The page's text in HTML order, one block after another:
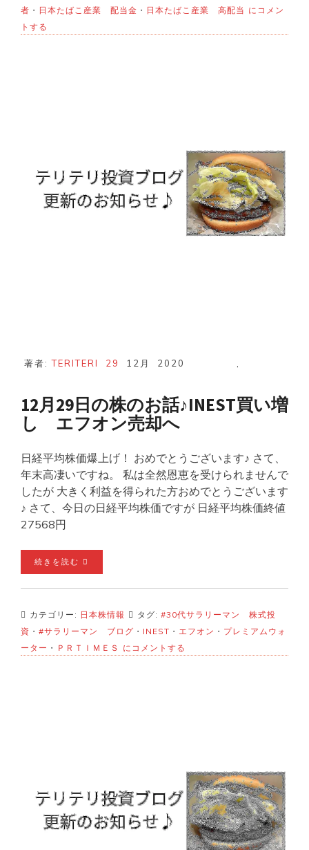
者 ・ 日本たばこ産業 配当金 ・ 日本たばこ産業 高配当 JT
者
用
にコメン
トする
著者:TERITERI 29 12月 2020
12月29日の株のお話♪INEST買い増
し エフオン売却へ
日経平均株価爆上げ！ おめでとうございます♪ さて、
年末高凄いですね。 私は全然恩恵を受けられませんで
したが 大きく利益を得られた方おめでとうございます
♪ さて、今日の日経平均株価ですが 日経平均株価終値
27568円
続きを読む
カテゴリー: 日本株情報 タグ: #30代サラリーマン 株式投
資 ・ #サラリーマン ブログ ・ INEST ・ エフオン ・ プレミアムウォ
ーター ・ ＰＲＴＩＭＥＳ 12
月
増
し
エ
フ
にコメントする